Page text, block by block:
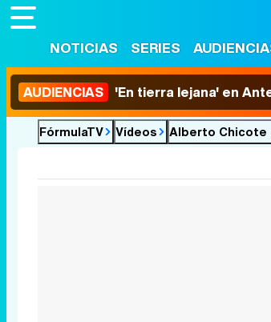
NOTICIAS SERIES
AUDIENCIAS 'En tierra lejana' en
FórmulaTV Vídeos Alberto Chicote